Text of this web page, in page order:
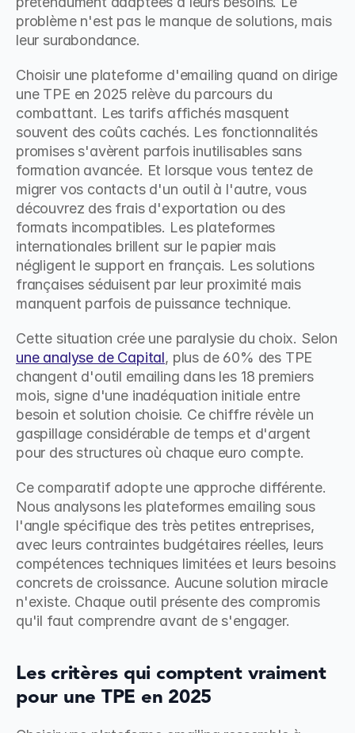
problème n'est pas le manque de solutions, mais
leur surabondance.
Choisir une plateforme d'emailing quand on dirige
une TPE en 2025 relève du parcours du
combattant. Les tarifs affichés masquent
souvent des coûts cachés. Les fonctionnalités
promises s'avèrent parfois inutilisables sans
formation avancée. Et lorsque vous tentez de
migrer vos contacts d'un outil à l'autre, vous
découvrez des frais d'exportation ou des
formats incompatibles. Les plateformes
internationales brillent sur le papier mais
négligent le support en français. Les solutions
françaises séduisent par leur proximité mais
manquent parfois de puissance technique.
une analyse de Capital, plus de 60% des TPE
changent d'outil emailing dans les 18 premiers
mois, signe d'une inadéquation initiale entre
besoin et solution choisie. Ce chiffre révèle un
gaspillage considérable de temps et d'argent
pour des structures où chaque euro compte.
Ce comparatif adopte une approche différente.
Nous analysons les plateformes emailing sous
l'angle spécifique des très petites entreprises,
avec leurs contraintes budgétaires réelles, leurs
compétences techniques limitées et leurs besoins
concrets de croissance. Aucune solution miracle
n'existe. Chaque outil présente des compromis
qu'il faut comprendre avant de s'engager.
Les critères qui comptent vraiment
pour une TPE en 2025